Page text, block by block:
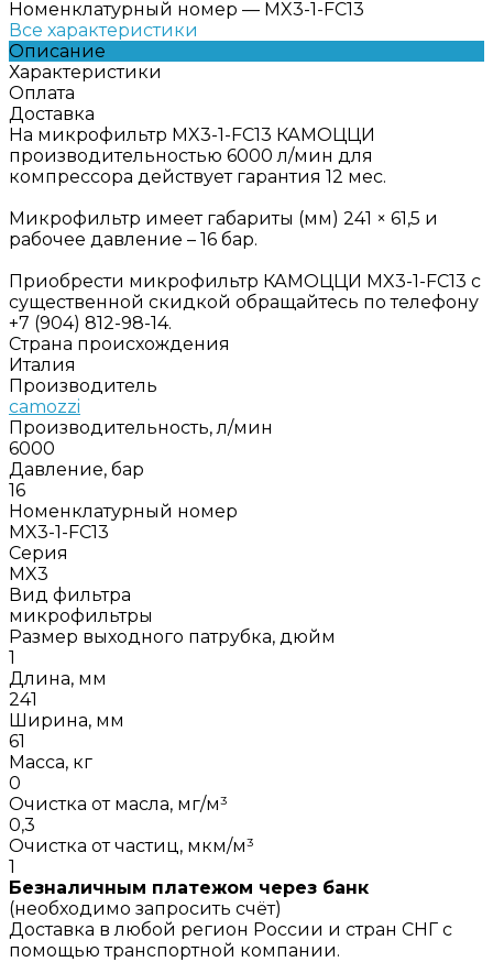
Номенклатурный номер — MX3-1-FC13
Все характеристики
Описание
Характеристики
Оплата
Доставка
На микрофильтр MX3-1-FC13 КАМОЦЦИ
производительностью 6000 л/мин для
компрессора действует гарантия 12 мес.
Микрофильтр имеет габариты (мм) 241 × 61,5 и
рабочее давление – 16 бар.
Приобрести микрофильтр КАМОЦЦИ MX3-1-FC13 с
существенной скидкой обращайтесь по телефону
+7 (904) 812-98-14.
Страна происхождения
Италия
Производитель
camozzi
Производительность, л/мин
6000
Давление, бар
16
Номенклатурный номер
MX3-1-FC13
Серия
MX3
Вид фильтра
микрофильтры
Размер выходного патрубка, дюйм
1
Длина, мм
241
Ширина, мм
61
Масса, кг
0
Очистка от масла, мг/м³
0,3
Очистка от частиц, мкм/м³
1
Безналичным платежом через банк
(необходимо запросить счёт)
Доставка в любой регион России и стран СНГ с
помощью транспортной компании.